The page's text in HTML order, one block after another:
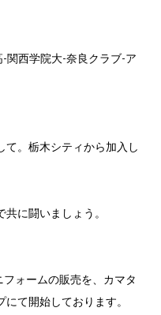
関西学院大-奈良クラブ-ア
て。栃木シティから加入し
に闘いましょう。
ォームの販売を、カマタ
て開始しております。